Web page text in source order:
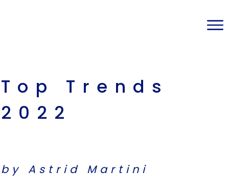
Top Trends
2022
by Astrid Martini